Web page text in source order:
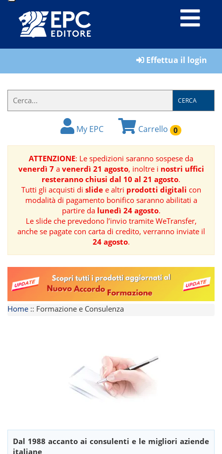
LIBRI
IL
FORMATORE
BOOK
RIVISTE
MANUALISTICA
SOFTWARE
AREE
TEMATICHE
Effettua il login
CERCA
My EPC Carrello 0
ATTENZIONE: Le spedizioni saranno sospese da
venerdì 7a venerdì 21 agosto, inoltre i nostri uffici
resteranno chiusi dal 10 al 21 agosto.
Tutti gli acquisti di slidee altri prodotti digitali con
modalità di pagamento bonifico saranno abilitati a
partire da lunedì 24 agosto.
Le slide che prevedono l’invio tramite WeTransfer,
anche se pagate con carta di credito, verranno inviate il
24 agosto.
Home :: Formazione e Consulenza
Dal 1988 accanto ai consulenti e le migliori aziende
italiane